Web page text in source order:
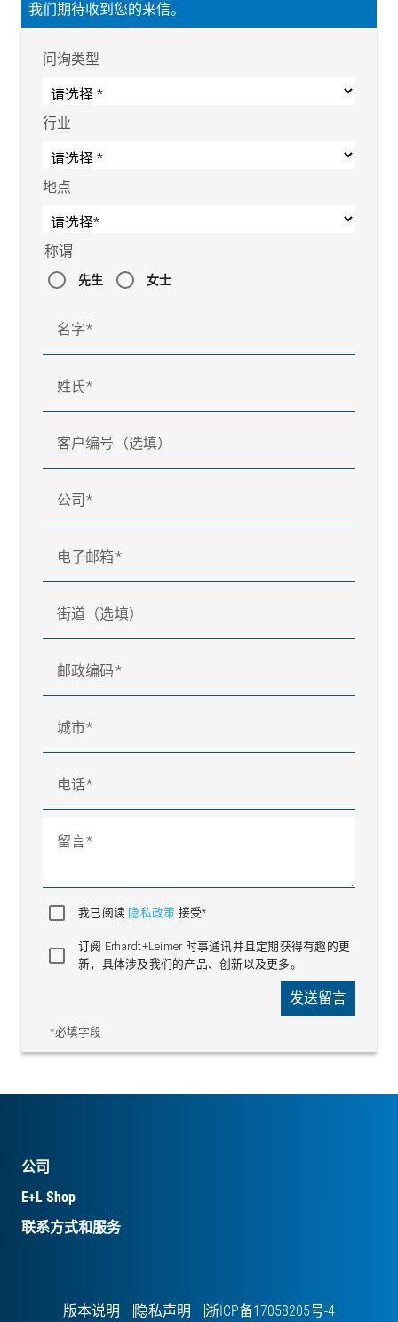
我们期待收到您的来信。
问询类型
行业
地点
称谓
先生 女士
名字
姓氏
客户编号（选填）
公司
电子邮箱
街道（选填）
邮政编码
城市
电话
留言
我已阅读 隐私政策 接受*
订阅 Erhardt+Leimer 时事通讯并且定期获得有趣的更
新，具体涉及我们的产品、创新以及更多。
*必填字段
发送留言
公司
E+L Shop
联系方式和服务
版本说明 隐私声明 浙ICP备17058205号-4